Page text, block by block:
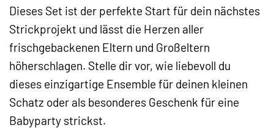
Dieses Set ist der perfekte Start für dein nächstes
Strickprojekt und lässt die Herzen aller
frischgebackenen Eltern und Großeltern
höherschlagen. Stelle dir vor, wie liebevoll du
dieses einzigartige Ensemble für deinen kleinen
Schatz oder als besonderes Geschenk für eine
Babyparty strickst.